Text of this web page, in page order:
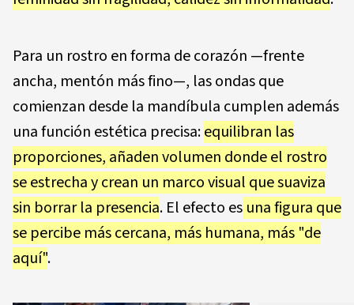
Para un rostro en forma de corazón —frente
ancha, mentón más fino—, las ondas que
comienzan desde la mandíbula cumplen además
una función estética precisa:equilibran las
proporciones, añaden volumen donde el rostro
se estrecha y crean un marco visual que suaviza
sin borrar la presencia. El efecto es una figura que
se percibe más cercana, más humana, más "de
aquí".